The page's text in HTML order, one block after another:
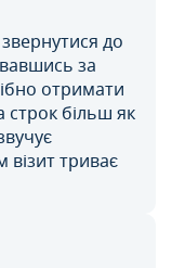
звернутися до
за
отримати
строк більш як
візит триває